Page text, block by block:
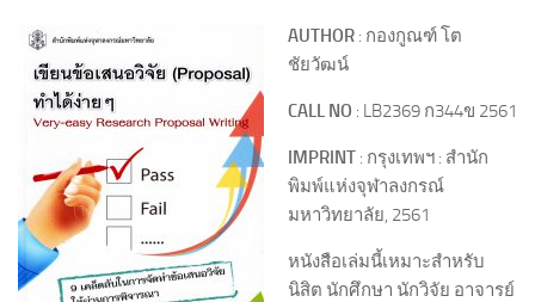
AUTHOR : กองกูณฑ์ โต
ชัยวัฒน์
CALL NO : LB2369 ก344ข 2561
IMPRINT : กรุงเทพฯ : สำนัก
พิมพ์แห่งจุฬาลงกรณ์
มหาวิทยาลัย, 2561
หนังสือเล่มนี้เหมาะสำหรับ
นิสิต นักศึกษา นักวิจัย อาจารย์